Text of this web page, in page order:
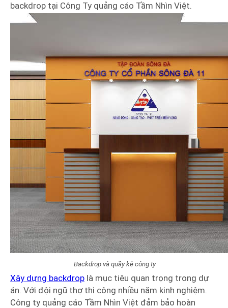
backdrop tại Công Ty quảng cáo Tầm Nhìn Việt.
Backdrop và quầy kệ công ty
Xây dựng backdrop là mục tiêu quan trọng trong dự
án. Với đội ngũ thợ thi công nhiều năm kinh nghiệm.
Công ty quảng cáo Tầm Nhìn Việt đảm bảo hoàn